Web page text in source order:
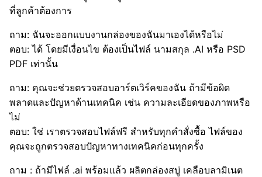
ที่ลูกค้าต้องการ
ถาม: ฉันจะออกแบบงานกล่องของฉันมาเองได้หรือไม่
ตอบ: ได้ โดยมีเงื่อนไข ต้องเป็นไฟล์ นามสกุล .AI หรือ PSD
PDF เท่านั้น
ถาม: คุณจะช่วยตรวจสอบอาร์ตเวิร์คของฉัน ถ้ามีข้อผิด
พลาดและปัญหาด้านเทคนิค เช่น ความละเอียดของภาพหรือ
ไม่
ตอบ: ใช่ เราตรวจสอบไฟล์ฟรี สำหรับทุกคำสั่งซื้อ ไฟล์ของ
คุณจะถูกตรวจสอบปัญหาทางเทคนิคก่อนทุกครั้ง
ถาม : ถ้ามีไฟล์ .ai พร้อมแล้ว ผลิตกล่องสบู่ เคลือบลามิเนต